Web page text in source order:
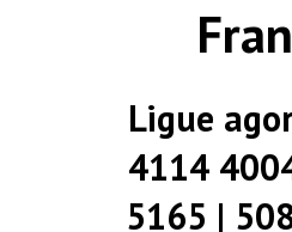
Ligue
4114
5165 |